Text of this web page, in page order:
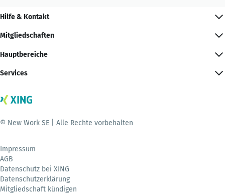
Hilfe & Kontakt
Mitgliedschaften
Hauptbereiche
Services
© New Work SE | Alle Rechte vorbehalten
Impressum
AGB
Datenschutz bei XING
Datenschutzerklärung
Mitgliedschaft kündigen